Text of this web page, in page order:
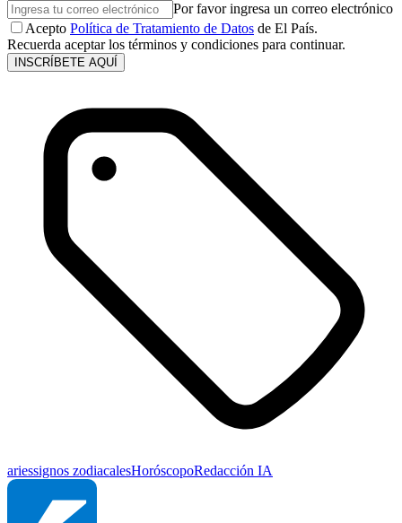
Por favor ingresa un correo electrónico
Acepto Política de Tratamiento de Datos de El País.
Recuerda aceptar los términos y condiciones para continuar.
INSCRÍBETE AQUÍ
ariessignos zodiacalesHoróscopoRedacción IA